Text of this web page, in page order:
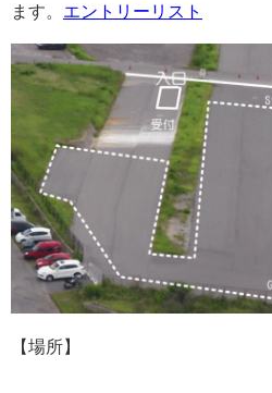
ます。
エントリーリスト
【場所】